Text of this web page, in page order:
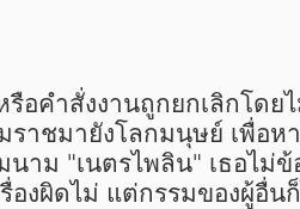
อคำสั่งงานถูกยกเลิกโด
าชมายังโลกมนุษย์ เพื่อห
าม "เนตรไพลิน" เธอไม่
องผิดไม่ แต่กรรมของผู้อื่